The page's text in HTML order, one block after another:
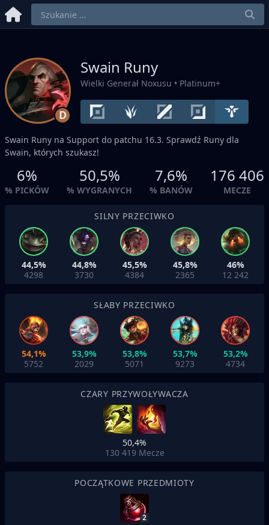
D
Swain Runy
Wielki Generał Noxusu • Platinum+
Swain Runy na Support do patchu 16.3. Sprawdź Runy dla
Swain, których szukasz!
6%
% PICKÓW
50,5%
% WYGRANYCH
7,6%
% BANÓW
176 406
MECZE
SILNY PRZECIWKO
44,5%
4298
44,8%
3730
45,5%
4384
45,8%
2365
46%
12 242
SŁABY PRZECIWKO
54,1%
5752
53,9%
2029
53,8%
5071
53,7%
9273
53,2%
4734
CZARY PRZYWOŁYWACZA
50,4%
130 419 Mecze
POCZĄTKOWE PRZEDMIOTY
2